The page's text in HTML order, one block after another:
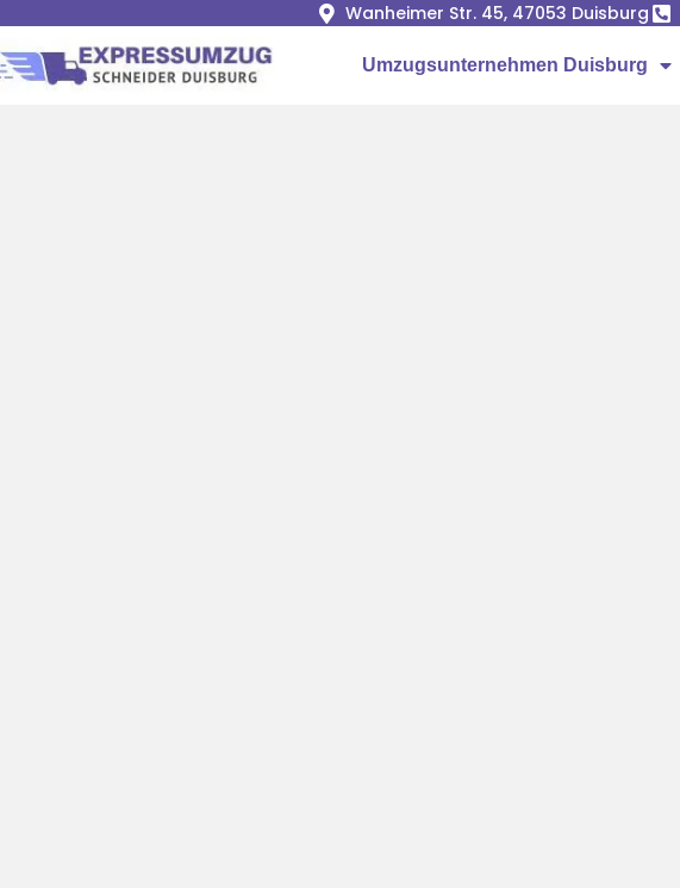
Wanheimer Str. 45, 47053 Duisburg
Umzugsunternehmen Duisburg